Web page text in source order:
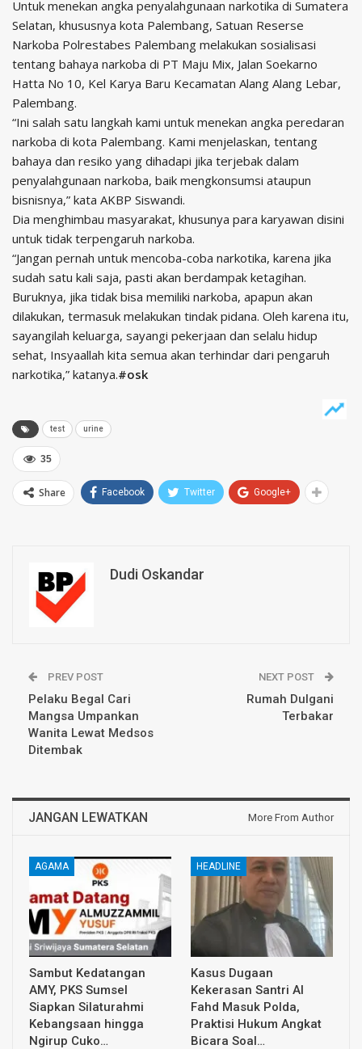
Untuk menekan angka penyalahgunaan narkotika di Sumatera
Selatan, khususnya kota Palembang, Satuan Reserse
Narkoba Polrestabes Palembang melakukan sosialisasi
tentang bahaya narkoba di PT Maju Mix, Jalan Soekarno
Hatta No 10, Kel Karya Baru Kecamatan Alang Alang Lebar,
Palembang.
“Ini salah satu langkah kami untuk menekan angka peredaran
narkoba di kota Palembang. Kami menjelaskan, tentang
bahaya dan resiko yang dihadapi jika terjebak dalam
penyalahgunaan narkoba, baik mengkonsumsi ataupun
bisnisnya,” kata AKBP Siswandi.
Dia menghimbau masyarakat, khusunya para karyawan disini
untuk tidak terpengaruh narkoba.
“Jangan pernah untuk mencoba-coba narkotika, karena jika
sudah satu kali saja, pasti akan berdampak ketagihan.
Buruknya, jika tidak bisa memiliki narkoba, apapun akan
dilakukan, termasuk melakukan tindak pidana. Oleh karena itu,
sayangilah keluarga, sayangi pekerjaan dan selalu hidup
sehat, Insyaallah kita semua akan terhindar dari pengaruh
narkotika,” katanya.#osk
test urine
35
Share Facebook Twitter Google+
Dudi Oskandar
PREV POST
Pelaku Begal Cari
Mangsa Umpankan
Wanita Lewat Medsos
Ditembak
NEXT POST
Rumah Dulgani
Terbakar
JANGAN LEWATKAN More From Author
AGAMA
Sambut Kedatangan
AMY, PKS Sumsel
Siapkan Silaturahmi
Kebangsaan hingga
Ngirup Cuko…
HEADLINE
Kasus Dugaan
Kekerasan Santri Al
Fahd Masuk Polda,
Praktisi Hukum Angkat
Bicara Soal…